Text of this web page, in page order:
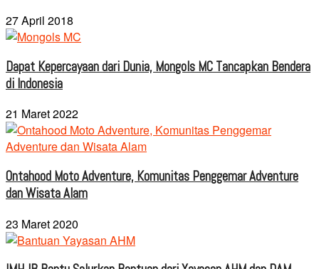
27 April 2018
Dapat Kepercayaan dari Dunia, Mongols MC Tancapkan Bendera
di Indonesia
21 Maret 2022
Ontahood Moto Adventure, Komunitas Penggemar Adventure
dan Wisata Alam
23 Maret 2020